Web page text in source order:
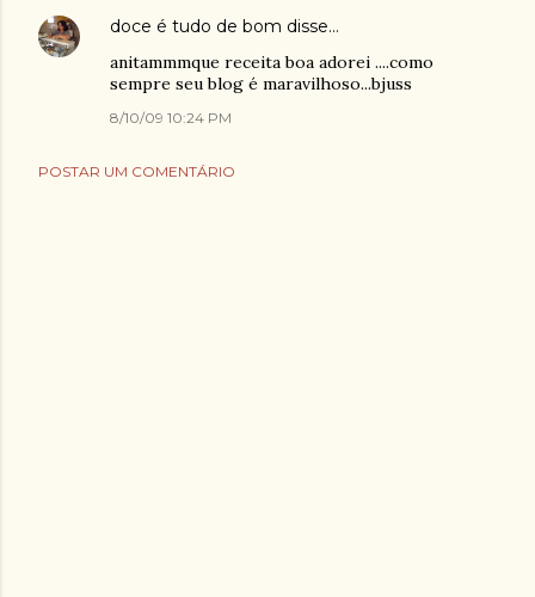
doce é tudo de bom disse…
anitammmque receita boa adorei ....como
sempre seu blog é maravilhoso...bjuss
8/10/09 10:24 PM
POSTAR UM COMENTÁRIO